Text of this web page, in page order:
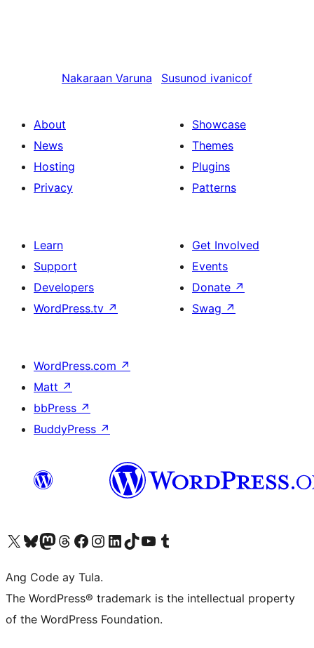
Nakaraan Varuna Susunod ivanicof
About
News
Hosting
Privacy
Showcase
Themes
Plugins
Patterns
Learn
Support
Developers
WordPress.tv ↗
Get Involved
Events
Donate ↗
Swag ↗
WordPress.com ↗
Matt ↗
bbPress ↗
BuddyPress ↗
Visit our X (formerly Twitter) account
Bisitahin ang aming Bluesky account
Visit our Mastodon account
Bisitahin ang aming Threads account
Visit our Facebook page
Visit our Instagram account
Visit our LinkedIn account
Bisitahin ang aming TikTok account
Visit our YouTube channel
Bisitahin ang aming Tumblr account
Ang Code ay Tula.
The WordPress® trademark is the intellectual property
of the WordPress Foundation.